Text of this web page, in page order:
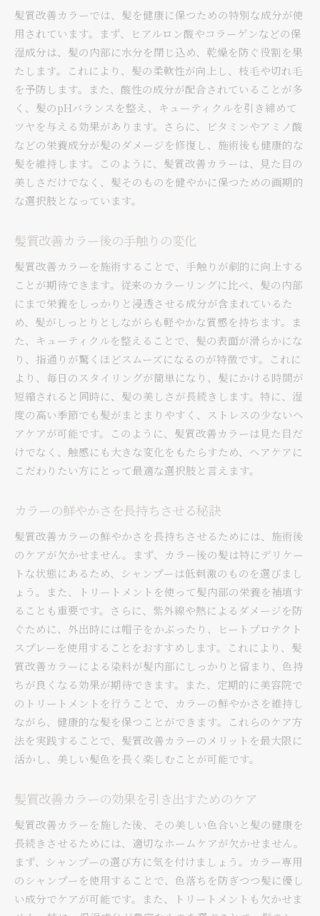
髪質改善カラーでは、髪を健康に保つための特別な成分が使
用されています。まず、ヒアルロン酸やコラーゲンなどの保
湿成分は、髪の内部に水分を閉じ込め、乾燥を防ぐ役割を果
たします。これにより、髪の柔軟性が向上し、枝毛や切れ毛
を予防します。また、酸性の成分が配合されていることが多
く、髪のpHバランスを整え、キューティクルを引き締めて
ツヤを与える効果があります。さらに、ビタミンやアミノ酸
などの栄養成分が髪のダメージを修復し、施術後も健康的な
髪を維持します。このように、髪質改善カラーは、見た目の
美しさだけでなく、髪そのものを健やかに保つための画期的
な選択肢となっています。
髪質改善カラー後の手触りの変化
髪質改善カラーを施術することで、手触りが劇的に向上する
ことが期待できます。従来のカラーリングに比べ、髪の内部
にまで栄養をしっかりと浸透させる成分が含まれているた
め、髪がしっとりとしながらも軽やかな質感を持ちます。ま
た、キューティクルを整えることで、髪の表面が滑らかにな
り、指通りが驚くほどスムーズになるのが特徴です。これに
より、毎日のスタイリングが簡単になり、髪にかける時間が
短縮されると同時に、髪の美しさが長続きします。特に、湿
度の高い季節でも髪がまとまりやすく、ストレスの少ないヘ
アケアが可能です。このように、髪質改善カラーは見た目だ
けでなく、触感にも大きな変化をもたらすため、ヘアケアに
こだわりたい方にとって最適な選択肢と言えます。
カラーの鮮やかさを長持ちさせる秘訣
髪質改善カラーの鮮やかさを長持ちさせるためには、施術後
のケアが欠かせません。まず、カラー後の髪は特にデリケー
トな状態にあるため、シャンプーは低刺激のものを選びまし
ょう。また、トリートメントを使って髪内部の栄養を補填す
ることも重要です。さらに、紫外線や熱によるダメージを防
ぐために、外出時には帽子をかぶったり、ヒートプロテクト
スプレーを使用することをおすすめします。これにより、髪
質改善カラーによる染料が髪内部にしっかりと留まり、色持
ちが良くなる効果が期待できます。また、定期的に美容院で
のトリートメントを行うことで、カラーの鮮やかさを維持し
ながら、健康的な髪を保つことができます。これらのケア方
法を実践することで、髪質改善カラーのメリットを最大限に
活かし、美しい髪色を長く楽しむことが可能です。
髪質改善カラーの効果を引き出すためのケア
髪質改善カラーを施した後、その美しい色合いと髪の健康を
長続きさせるためには、適切なホームケアが欠かせません。
まず、シャンプーの選び方に気を付けましょう。カラー専用
のシャンプーを使用することで、色落ちを防ぎつつ髪に優し
い成分でケアが可能です。また、トリートメントも欠かせま